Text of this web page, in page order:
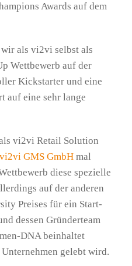
Awards auf dem
als vi2vi selbst als
Wettbewerb auf der
Kickstarter und eine
auf eine sehr lange
vi2vi Retail Solution
vi2vi GMS GmbH mal
diese spezielle
auf der anderen
Preises für ein Start-
dessen Gründerteam
DNA beinhaltet
gelebt wird.